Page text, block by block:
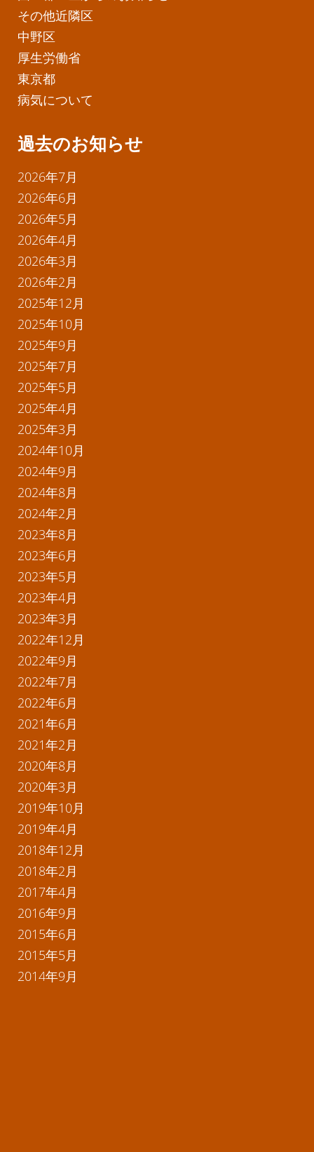
その他近隣区
中野区
厚生労働省
東京都
病気について
過去のお知らせ
2026年7月
2026年6月
2026年5月
2026年4月
2026年3月
2026年2月
2025年12月
2025年10月
2025年9月
2025年7月
2025年5月
2025年4月
2025年3月
2024年10月
2024年9月
2024年8月
2024年2月
2023年8月
2023年6月
2023年5月
2023年4月
2023年3月
2022年12月
2022年9月
2022年7月
2022年6月
2021年6月
2021年2月
2020年8月
2020年3月
2019年10月
2019年4月
2018年12月
2018年2月
2017年4月
2016年9月
2015年6月
2015年5月
2014年9月